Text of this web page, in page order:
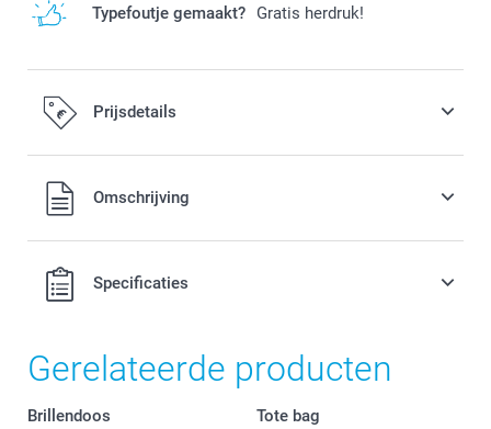
Typefoutje gemaakt? Gratis herdruk!
Prijsdetails
Alle prijzen zijn in EURO (€) inclusief BTW en exclusief
verzendkosten.Omschrijving
Specificaties
Gerelateerde producten
Brillendoos
Tote bag